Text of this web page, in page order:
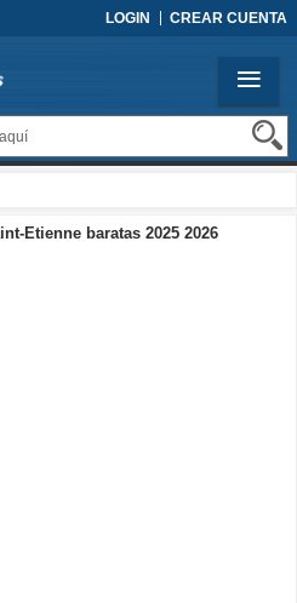
LOGIN CREAR CUENTA
Etienne baratas 2025 2026